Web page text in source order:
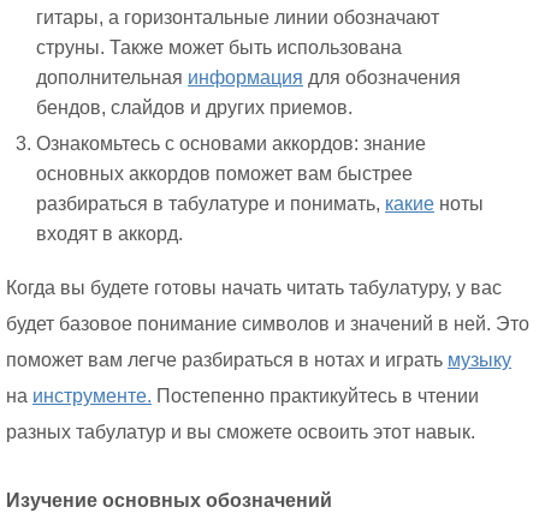
гитары, а горизонтальные линии обозначают
струны. Также может быть использована
дополнительная информация для обозначения
бендов, слайдов и других приемов.
Ознакомьтесь с основами аккордов: знание
основных аккордов поможет вам быстрее
разбираться в табулатуре и понимать, какие ноты
входят в аккорд.
Когда вы будете готовы начать читать табулатуру, у вас
будет базовое понимание символов и значений в ней. Это
поможет вам легче разбираться в нотах и играть музыку
на инструменте. Постепенно практикуйтесь в чтении
разных табулатур и вы сможете освоить этот навык.
Изучение основных обозначений